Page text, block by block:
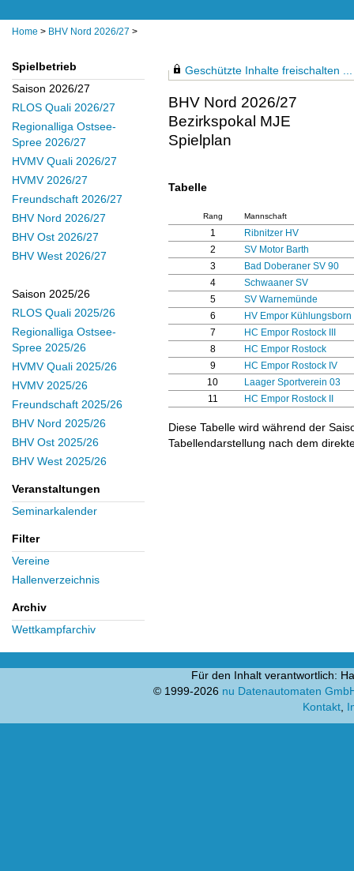
Home > BHV Nord 2026/27 >
Spielbetrieb
Saison 2026/27
RLOS Quali 2026/27
Regionalliga Ostsee-
Spree 2026/27
HVMV Quali 2026/27
HVMV 2026/27
Freundschaft 2026/27
BHV Nord 2026/27
BHV Ost 2026/27
BHV West 2026/27
Saison 2025/26
RLOS Quali 2025/26
Regionalliga Ostsee-
Spree 2025/26
HVMV Quali 2025/26
HVMV 2025/26
Freundschaft 2025/26
BHV Nord 2025/26
BHV Ost 2025/26
BHV West 2025/26
Veranstaltungen
Seminarkalender
Filter
Vereine
Hallenverzeichnis
Archiv
Wettkampfarchiv
Geschützte Inhalte freischalten ...
BHV Nord 2026/27
Bezirkspokal MJE
Spielplan
Tabelle
Rang Mannschaft
1
Ribnitzer HV
2
SV Motor Barth
3
Bad Doberaner SV 90
4
Schwaaner SV
5
SV Warnemünde
6
HV Empor Kühlungsborn
7
HC Empor Rostock III
8
HC Empor Rostock
9
HC Empor Rostock IV
10
Laager Sportverein 03
11
HC Empor Rostock II
Diese Tabelle wird während der
Tabellendarstellung nach dem
Für den Inhalt verantwortlich:
© 1999-2026 nu Datenautomaten
Kontakt,